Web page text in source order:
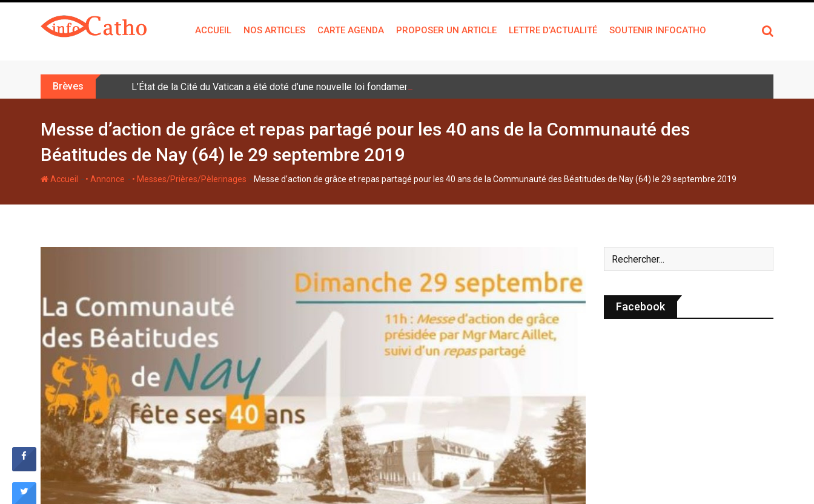
ACCUEIL NOS ARTICLES CARTE AGENDA PROPOSER UN ARTICLE LETTRE D’ACTUALITÉ SOUTENIR INFOCATHO
Brèves L’État de la Cité du Vatican a été doté d’une nouvelle loi fondamentale
Messe d’action de grâce et repas partagé pour les 40 ans de la Communauté des
Béatitudes de Nay (64) le 29 septembre 2019
Accueil - • Annonce - • Messes/Prières/Pèlerinages - Messe d’action de grâce et repas partagé pour les 40 ans de la Communauté des Béatitudes de Nay (64) le 29 septembre 2019
Facebook